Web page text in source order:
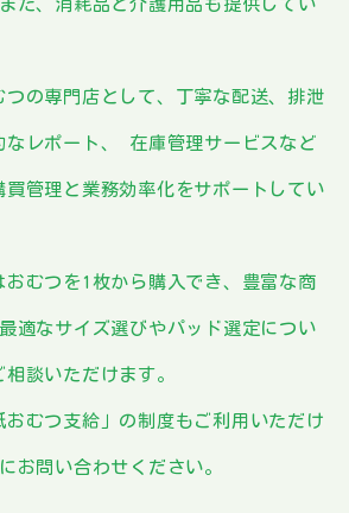
た、消耗品と介護用品も提供してい
つの専門店として、丁寧な配送、排泄
レポート、 在庫管理サービスなど
買管理と業務効率化をサポートしてい
おむつを1枚から購入でき、豊富な商
適なサイズ選びやパッド選定につい
談いただけます。
おむつ支給」の制度もご利用いただけ
お問い合わせください。